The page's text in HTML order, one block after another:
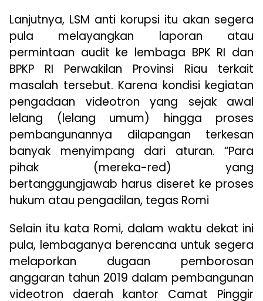
Lanjutnya, LSM anti korupsi itu akan segera
pula melayangkan laporan atau
permintaan audit ke lembaga BPK RI dan
BPKP RI Perwakilan Provinsi Riau terkait
masalah tersebut. Karena kondisi kegiatan
pengadaan videotron yang sejak awal
lelang (lelang umum) hingga proses
pembangunannya dilapangan terkesan
banyak menyimpang dari aturan. “Para
pihak (mereka-red) yang
bertanggungjawab harus diseret ke proses
hukum atau pengadilan, tegas Romi
Selain itu kata Romi, dalam waktu dekat ini
pula, lembaganya berencana untuk segera
melaporkan dugaan pemborosan
anggaran tahun 2019 dalam pembangunan
videotron daerah kantor Camat Pinggir